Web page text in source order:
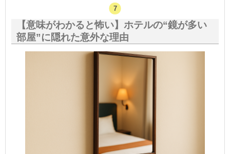
【意味がわかると怖い】ホテルの“鏡が多い
部屋”に隠れた意外な理由